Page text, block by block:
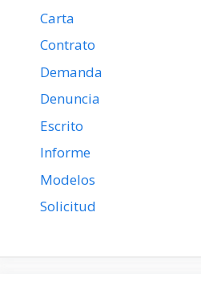
Carta
Contrato
Demanda
Denuncia
Escrito
Informe
Modelos
Solicitud